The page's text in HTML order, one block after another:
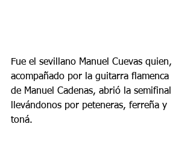
Fue el sevillano Manuel Cuevas quien,
acompañado por la guitarra flamenca
de Manuel Cadenas, abrió la semifinal
llevándonos por peteneras, ferreña y
toná.